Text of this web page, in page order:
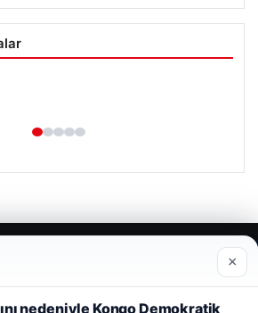
daha iyi anlayabilmek,
ve geliştirmek amacıyla çerezler
×
nedeniyle Kongo Demokratik
Malta Dil Okulu|lemagrup.com.tr